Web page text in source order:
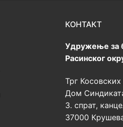
КОНТАКТ
Удружење за
Расинског
Трг Косовских
Дом
3. спрат,
37000